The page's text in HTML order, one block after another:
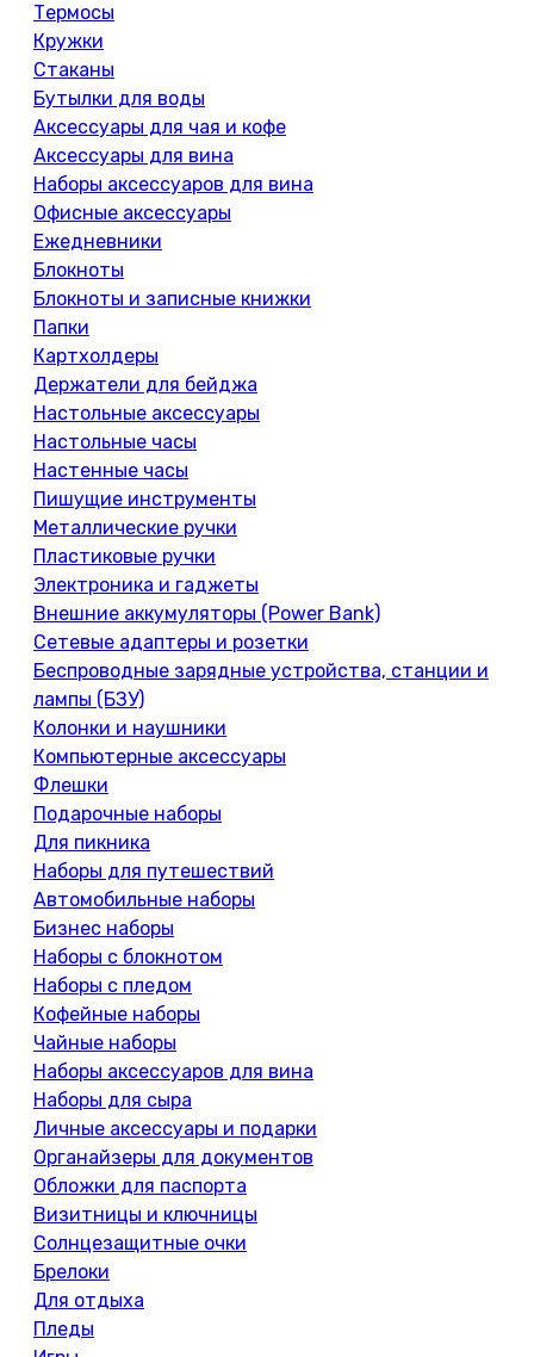
Термосы
Кружки
Стаканы
Бутылки для воды
Аксессуары для чая и кофе
Аксессуары для вина
Наборы аксессуаров для вина
Офисные аксессуары
Ежедневники
Блокноты
Блокноты и записные книжки
Папки
Картхолдеры
Держатели для бейджа
Настольные аксессуары
Настольные часы
Настенные часы
Пишущие инструменты
Металлические ручки
Пластиковые ручки
Электроника и гаджеты
Внешние аккумуляторы (Power Bank)
Сетевые адаптеры и розетки
Беспроводные зарядные устройства, станции и
лампы (БЗУ)
Колонки и наушники
Компьютерные аксессуары
Флешки
Подарочные наборы
Для пикника
Наборы для путешествий
Автомобильные наборы
Бизнес наборы
Наборы с блокнотом
Наборы с пледом
Кофейные наборы
Чайные наборы
Наборы аксессуаров для вина
Наборы для сыра
Личные аксессуары и подарки
Органайзеры для документов
Обложки для паспорта
Визитницы и ключницы
Солнцезащитные очки
Брелоки
Для отдыха
Пледы